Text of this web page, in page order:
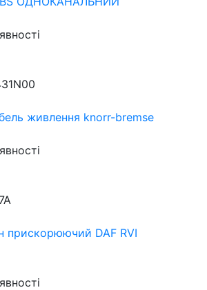
живлення knorr-bremse
прискорюючий DAF RVI